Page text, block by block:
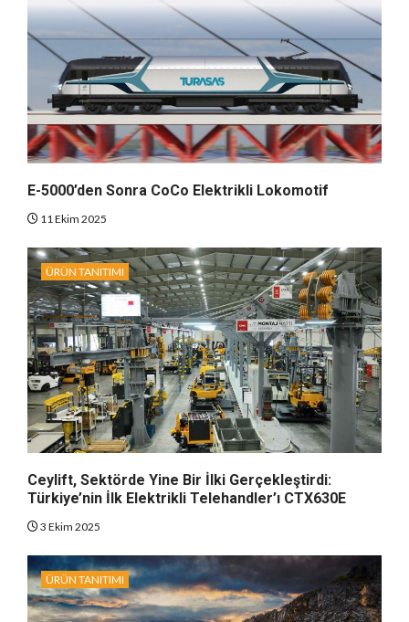
E-5000’den Sonra CoCo Elektrikli Lokomotif
11 Ekim 2025
ÜRÜN TANITIMI
Ceylift, Sektörde Yine Bir İlki Gerçekleştirdi:
Türkiye’nin İlk Elektrikli Telehandler’ı CTX630E
3 Ekim 2025
ÜRÜN TANITIMI